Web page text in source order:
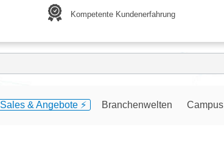
Kompetente Kundenerfahrung
Sales & Angebote ⚡️ Branchenwelten Campus